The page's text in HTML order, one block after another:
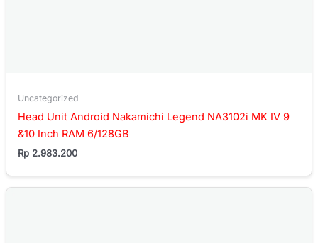
Uncategorized
Head Unit Android Nakamichi Legend NA3102i MK IV 9
&10 Inch RAM 6/128GB
Rp 2.983.200